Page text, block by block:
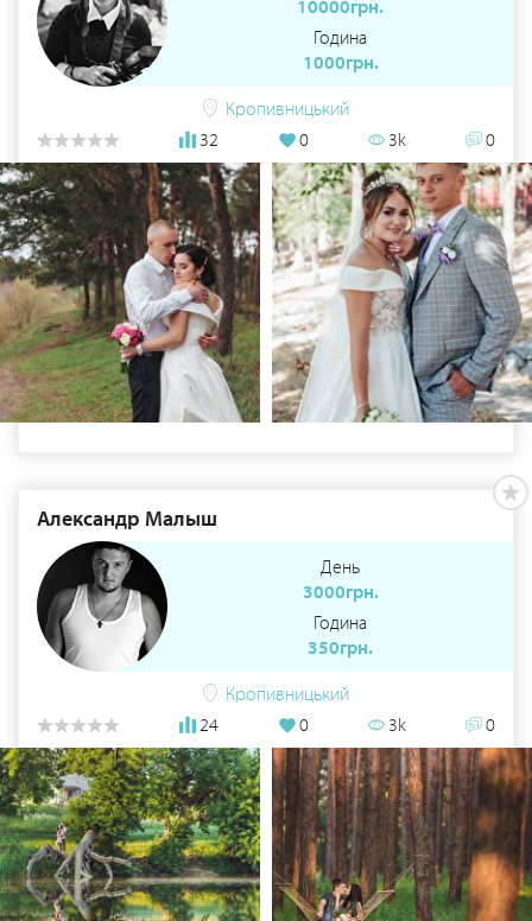
10000грн.
Година
1000грн.
Кропивницький
32
0 3k 0
Александр Малыш
День
3000грн.
Година
350грн.
Кропивницький
24
0 3k 0